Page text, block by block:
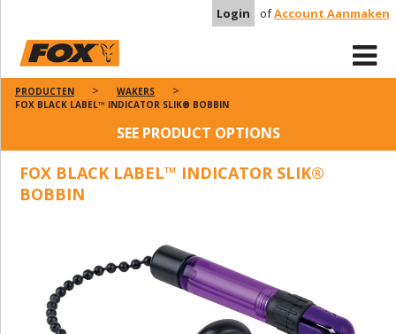
Login ofAccount Aanmaken
PRODUCTEN
WAKERS
FOX BLACK LABEL™ INDICATOR SLIK® BOBBIN
SEE PRODUCT OPTIONS
FOX BLACK LABEL™ INDICATOR SLIK®
BOBBIN